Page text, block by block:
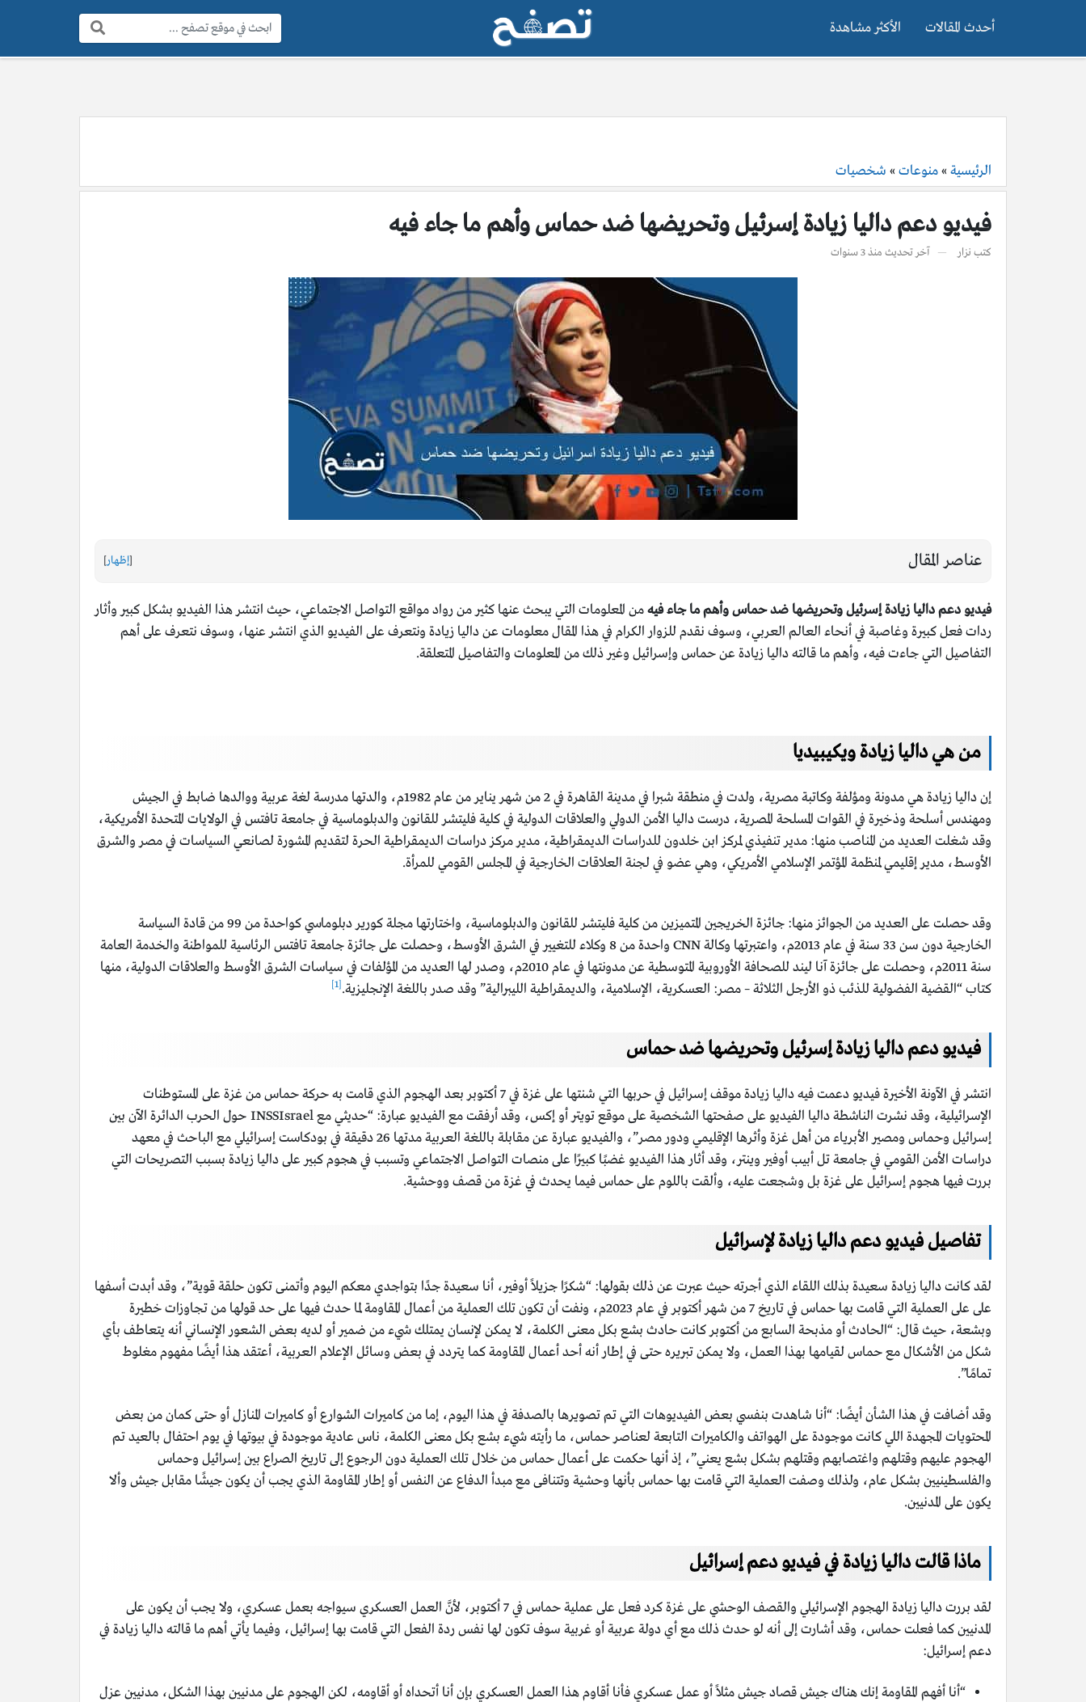
أحدث المقالات الأكثر مشاهدة
البحث:
الرئيسية »منوعات » شخصيات
فيديو دعم داليا زيادة إسرئيل وتحريضها ضد حماس وأهم ما جاء فيه
كتب نزار آخر تحديث منذ 3 سنوات
عناصر المقال [إظهار]
فيديو دعم داليا زيادة إسرئيل وتحريضها ضد حماس وأهم ما جاء فيهمن المعلومات التي يبحث عنها كثير من رواد مواقع التواصل الاجتماعي، حيث انتشر هذا الفيديو بشكل كبير وأثار
ردات فعل كبيرة وغاصبة في أنحاء العالم العربي، وسوف نقدم للزوار الكرام في هذا المقال معلومات عن داليا زيادة ونتعرف على الفيديو الذي انتشر عنها، وسوف نتعرف على أهم
التفاصيل التي جاءت فيه، وأهم ما قالته داليا زيادة عن حماس وإسرائيل وغير ذلك من المعلومات والتفاصيل المتعلقة.
من هي داليا زيادة ويكيبيديا
إن داليا زيادة هي مدونة ومؤلفة وكاتبة مصرية، ولدت في منطقة شبرا في مدينة القاهرة في 2 من شهر يناير من عام 1982م، والدتها مدرسة لغة عربية ووالدها ضابط في الجيش
ومهندس أسلحة وذخيرة في القوات المسلحة المصرية، درست داليا الأمن الدولي والعلاقات الدولية في كلية فليتشر للقانون والدبلوماسية في جامعة تافتس في الولايات المتحدة الأمريكية،
وقد شغلت العديد من المناصب منها: مدير تنفيذي لمركز ابن خلدون للدراسات الديمقراطية، مدير مركز دراسات الديمقراطية الحرة لتقديم المشورة لصانعي السياسات في مصر والشرق
الأوسط، مدير إقليمي لمنظمة المؤتمر الإسلامي الأمريكي، وهي عضو في لجنة العلاقات الخارجية في المجلس القومي للمرأة.
وقد حصلت على العديد من الجوائز منها: جائزة الخريجين المتميزين من كلية فليتشر للقانون والدبلوماسية، واختارتها مجلة كورير دبلوماسي كواحدة من 99 من قادة السياسة
الخارجية دون سن 33 سنة في عام 2013م، واعتبرتها وكالة CNN واحدة من 8 وكلاء للتغيير في الشرق الأوسط، وحصلت على جائزة جامعة تافتس الرئاسية للمواطنة والخدمة العامة
سنة 2011م، وحصلت على جائزة آنا ليند للصحافة الأوروبية المتوسطية عن مدونتها في عام 2010م، وصدر لها العديد من المؤلفات في سياسات الشرق الأوسط والعلاقات الدولية، منها
كتاب “القضية الفضولية للذئب ذو الأرجل الثلاثة – مصر: العسكرية، الإسلامية، والديمقراطية الليبرالية” وقد صدر باللغة الإنجليزية.[1]
فيديو دعم داليا زيادة إسرئيل وتحريضها ضد حماس
انتشر في الآونة الأخيرة فيديو دعمت فيه داليا زيادة موقف إسرائيل في حربها التي شنتها على غزة في 7 أكتوبر بعد الهجوم الذي قامت به حركة حماس من غزة على المستوطنات
الإسرائيلية، وقد نشرت الناشطة داليا الفيديو على صفحتها الشخصية على موقع تويتر أو إكس، وقد أرفقت مع الفيديو عبارة: “حديثي مع INSSIsrael حول الحرب الدائرة الآن بين
إسرائيل وحماس ومصير الأبرياء من أهل غزة وأثرها الإقليمي ودور مصر”، والفيديو عبارة عن مقابلة باللغة العربية مدتها 26 دقيقة في بودكاست إسرائيلي مع الباحث في معهد
دراسات الأمن القومي في جامعة تل أبيب أوفير وينتر، وقد أثار هذا الفيديو غضبًا كبيرًا على منصات التواصل الاجتماعي وتسبب في هجوم كبير على داليا زيادة بسبب التصريحات التي
بررت فيها هجوم إسرائيل على غزة بل وشجعت عليه، وألقت باللوم على حماس فيما يحدث في غزة من قصف ووحشية.
تفاصيل فيديو دعم داليا زيادة لإسرائيل
لقد كانت داليا زيادة سعيدة بذلك اللقاء الذي أجرته حيث عبرت عن ذلك بقولها: “شكرًا جزيلاً أوفير، أنا سعيدة جدًا بتواجدي معكم اليوم وأتمنى تكون حلقة قوية”، وقد أبدت أسفها
على على العملية التي قامت بها حماس في تاريخ 7 من شهر أكتوبر في عام 2023م، ونفت أن تكون تلك العملية من أعمال المقاومة لما حدث فيها على حد قولها من تجاوزات خطيرة
وبشعة، حيث قال: “الحادث أو مذبحة السابع من أكتوبر كانت حادث بشع بكل معنى الكلمة، لا يمكن لإنسان يمتلك شيء من ضمير أو لديه بعض الشعور الإنساني أنه يتعاطف بأي
شكل من الأشكال مع حماس لقيامها بهذا العمل، ولا يمكن تبريره حتى في إطار أنه أحد أعمال المقاومة كما يتردد في بعض وسائل الإعلام العربية، أعتقد هذا أيضًا مفهوم مغلوط
تمامًا”.
وقد أضافت في هذا الشأن أيضًا: “أنا شاهدت بنفسي بعض الفيديوهات التي تم تصويرها بالصدفة في هذا اليوم، إما من كاميرات الشوارع أو كاميرات المنازل أو حتى كمان من بعض
المحتويات المجهدة اللي كانت موجودة على الهواتف والكاميرات التابعة لعناصر حماس، ما رأيته شيء بشع بكل معنى الكلمة، ناس عادية موجودة في بيوتها في يوم احتفال بالعيد تم
الهجوم عليهم وقتلهم واغتصابهم وقتلهم بشكل بشع يعني”، إذ أنها حكمت على أعمال حماس من خلال تلك العملية دون الرجوع إلى تاريخ الصراع بين إسرائيل وحماس
والفلسطينيين بشكل عام، ولذلك وصفت العملية التي قامت بها حماس بأنها وحشية وتتنافى مع مبدأ الدفاع عن النفس أو إطار المقاومة الذي يجب أن يكون جيشًا مقابل جيش وألا
يكون على المدنيين.
ماذا قالت داليا زيادة في فيديو دعم إسرائيل
لقد بررت داليا زيادة الهجوم الإسرائيلي والقصف الوحشي على غزة كرد فعل على عملية حماس في 7 أكتوبر، لأنَّ العمل العسكري سيواجه بعمل عسكري، ولا يجب أن يكون على
المدنيين كما فعلت حماس، وقد أشارت إلى أنه لو حدث ذلك مع أي دولة عربية أو غربية سوف تكون لها نفس ردة الفعل التي قامت بها إسرائيل، وفيما يأتي أهم ما قالته داليا زيادة في
دعم إسرائيل:
“أنا أفهم المقاومة إنك هناك جيش قصاد جيش مثلاً أو عمل عسكري فأنا أقاوم هذا العمل العسكري بإن أنا أتحداه أو أقاومه، لكن الهجوم على مدنيين بهذا الشكل، مدنيين عزل